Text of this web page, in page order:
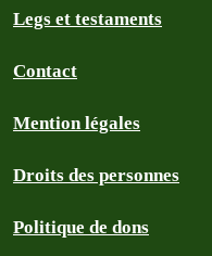
Legs et testaments
Contact
Mention légales
Droits des personnes
Politique de dons